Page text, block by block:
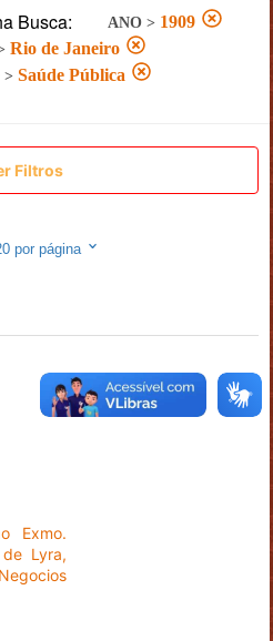
Busca: ANO > 1909
Rio de Janeiro
> Saúde Pública
Filtros
por página
Exmo.
Lyra,